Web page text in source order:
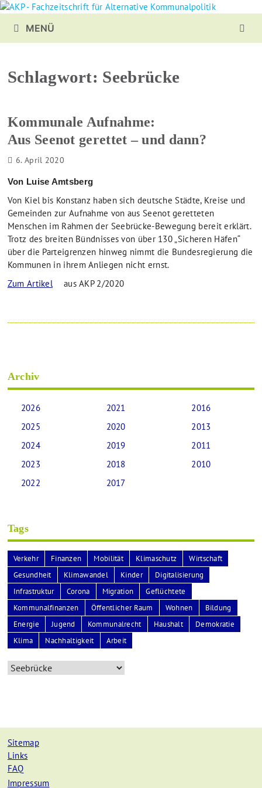
Zurück
Inhalt
MENÜ
Schlagwort: Seebrücke
Kommunale Aufnahme:
Aus Seenot gerettet – und dann?
6. April 2020
Von Luise Amtsberg
Von Kiel bis Konstanz haben sich deutsche Städte, Kreise und
Gemeinden zur Aufnahme von aus Seenot geretteten
Menschen im Rahmen der Seebrücke-Bewegung bereit erklärt.
Trotz des breiten Bündnisses von über 130 „Sicheren Häfen“
über die Parteigrenzen hinweg nimmt die Bundesregierung die
Kommunen in ihrem Anliegen nicht ernst.
Zum Artikel
aus AKP 2/2020
Archiv
2026
2025
2024
2023
2022
2021
2020
2019
2018
2017
2016
2013
2011
2010
Tags
Verkehr Finanzen Mobilität Klimaschutz
Wirtschaft
Gesundheit
Klimawandel Kinder
Digitalisierung
Infrastruktur
Corona Migration
Geflüchtete
Kommunalfinanzen
Öffentlicher Raum Wohnen
Bildung
Energie
Jugend Kommunalrecht Haushalt
Demokratie
Klima
Nachhaltigkeit Arbeit
Sitemap
Links
FAQ
Impressum